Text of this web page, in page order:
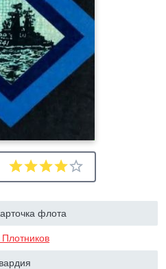
флота